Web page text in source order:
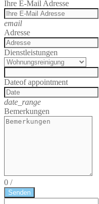
Ihre E-Mail Adresse
email
Adresse
Dienstleistungen
Dateof appointment
date_range
Bemerkungen
0 /
Senden